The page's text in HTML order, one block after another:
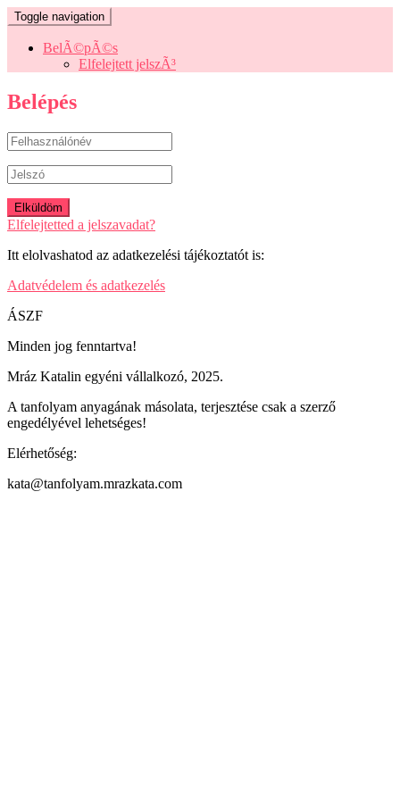
Toggle navigation
BelÃ©pÃ©s
Elfelejtett jelszÃ³
Belépés
Elfelejtetted a jelszavadat?
Itt elolvashatod az adatkezelési tájékoztatót is:
Adatvédelem és adatkezelés
ÁSZF
Minden jog fenntartva!
Mráz Katalin egyéni vállalkozó, 2025.
A tanfolyam anyagának másolata, terjesztése csak a szerző
engedélyével lehetséges!
Elérhetőség:
kata@tanfolyam.mrazkata.com